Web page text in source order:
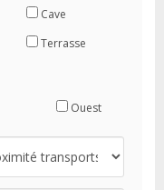
Cave
Terrasse
Ouest